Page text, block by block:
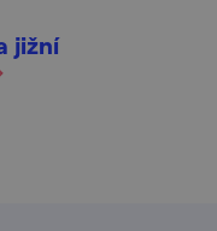
jižní